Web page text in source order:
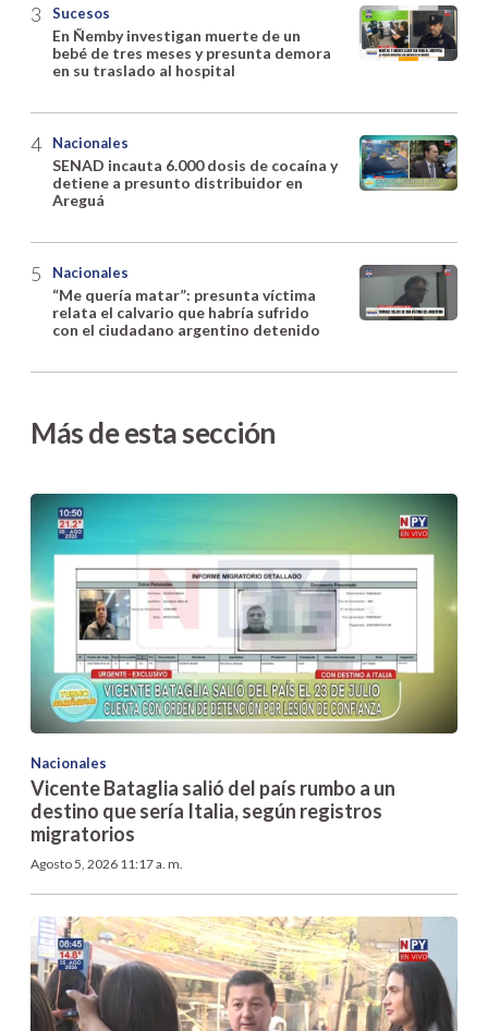
Sucesos
En Ñemby investigan muerte de un
bebé de tres meses y presunta demora
en su traslado al hospital
Nacionales
SENAD incauta 6.000 dosis de cocaína y
detiene a presunto distribuidor en
Areguá
Nacionales
“Me quería matar”: presunta víctima
relata el calvario que habría sufrido
con el ciudadano argentino detenido
Más de esta sección
Nacionales
Vicente Bataglia salió del país rumbo a un
destino que sería Italia, según registros
migratorios
Agosto 5, 2026 11:17 a. m.